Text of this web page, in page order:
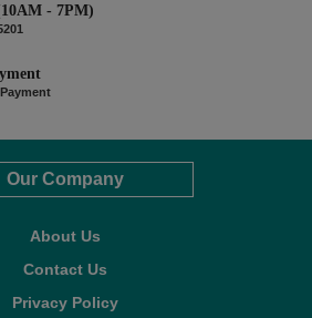
- 7PM)
Our Company
About Us
Contact Us
Privacy Policy